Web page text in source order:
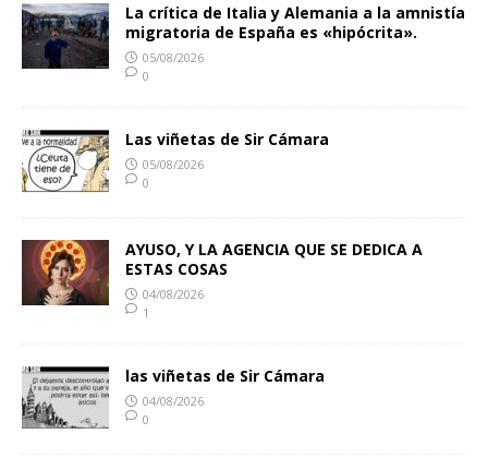
La crítica de Italia y Alemania a la amnistía
migratoria de España es «hipócrita».
05/08/2026
0
Las viñetas de Sir Cámara
05/08/2026
0
AYUSO, Y LA AGENCIA QUE SE DEDICA A
ESTAS COSAS
04/08/2026
1
las viñetas de Sir Cámara
04/08/2026
0